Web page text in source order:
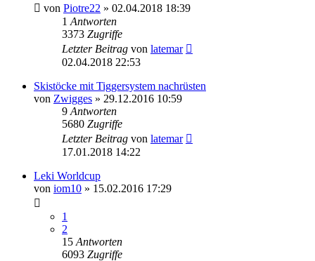
von Piotre22 » 02.04.2018 18:39
1 Antworten
3373 Zugriffe
Letzter Beitrag von latemar
02.04.2018 22:53
Skistöcke mit Tiggersystem nachrüsten
von Zwigges » 29.12.2016 10:59
9 Antworten
5680 Zugriffe
Letzter Beitrag von latemar
17.01.2018 14:22
Leki Worldcup
von iom10 » 15.02.2016 17:29
1
2
15 Antworten
6093 Zugriffe